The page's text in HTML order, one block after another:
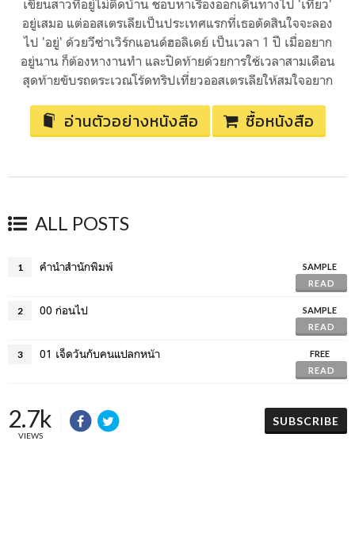
เขียนสาวที่อยู่ไม่ติดบ้าน ชอบหาเรื่องออกเดินทางไป 'เที่ยว'
อยู่เสมอ แต่ออสเตรเลียเป็นประเทศแรกที่เธอตัดสินใจจะลอง
ไป 'อยู่' ด้วยวีซ่าเวิร์กแอนด์ฮอลิเดย์ เป็นเวลา 1 ปี เมื่ออยาก
อยู่นาน ก็ต้องหางานทำ และปิดท้ายด้วยการใช้เวลาสามเดือน
สุดท้ายขับรถตระเวณโร้ดทริปเที่ยวออสเตรเลียให้สมใจอยาก
อ่านตัวอย่างหนังสือ ซื้อหนังสือ
ALL POSTS
1 คำนำสำนักพิมพ์
SAMPLE
READ
2 00 ก่อนไป
SAMPLE
READ
3 01 เจ็ดวันกับคนแปลกหน้า
FREE
READ
2.7k
VIEWS
SUBSCRIBE